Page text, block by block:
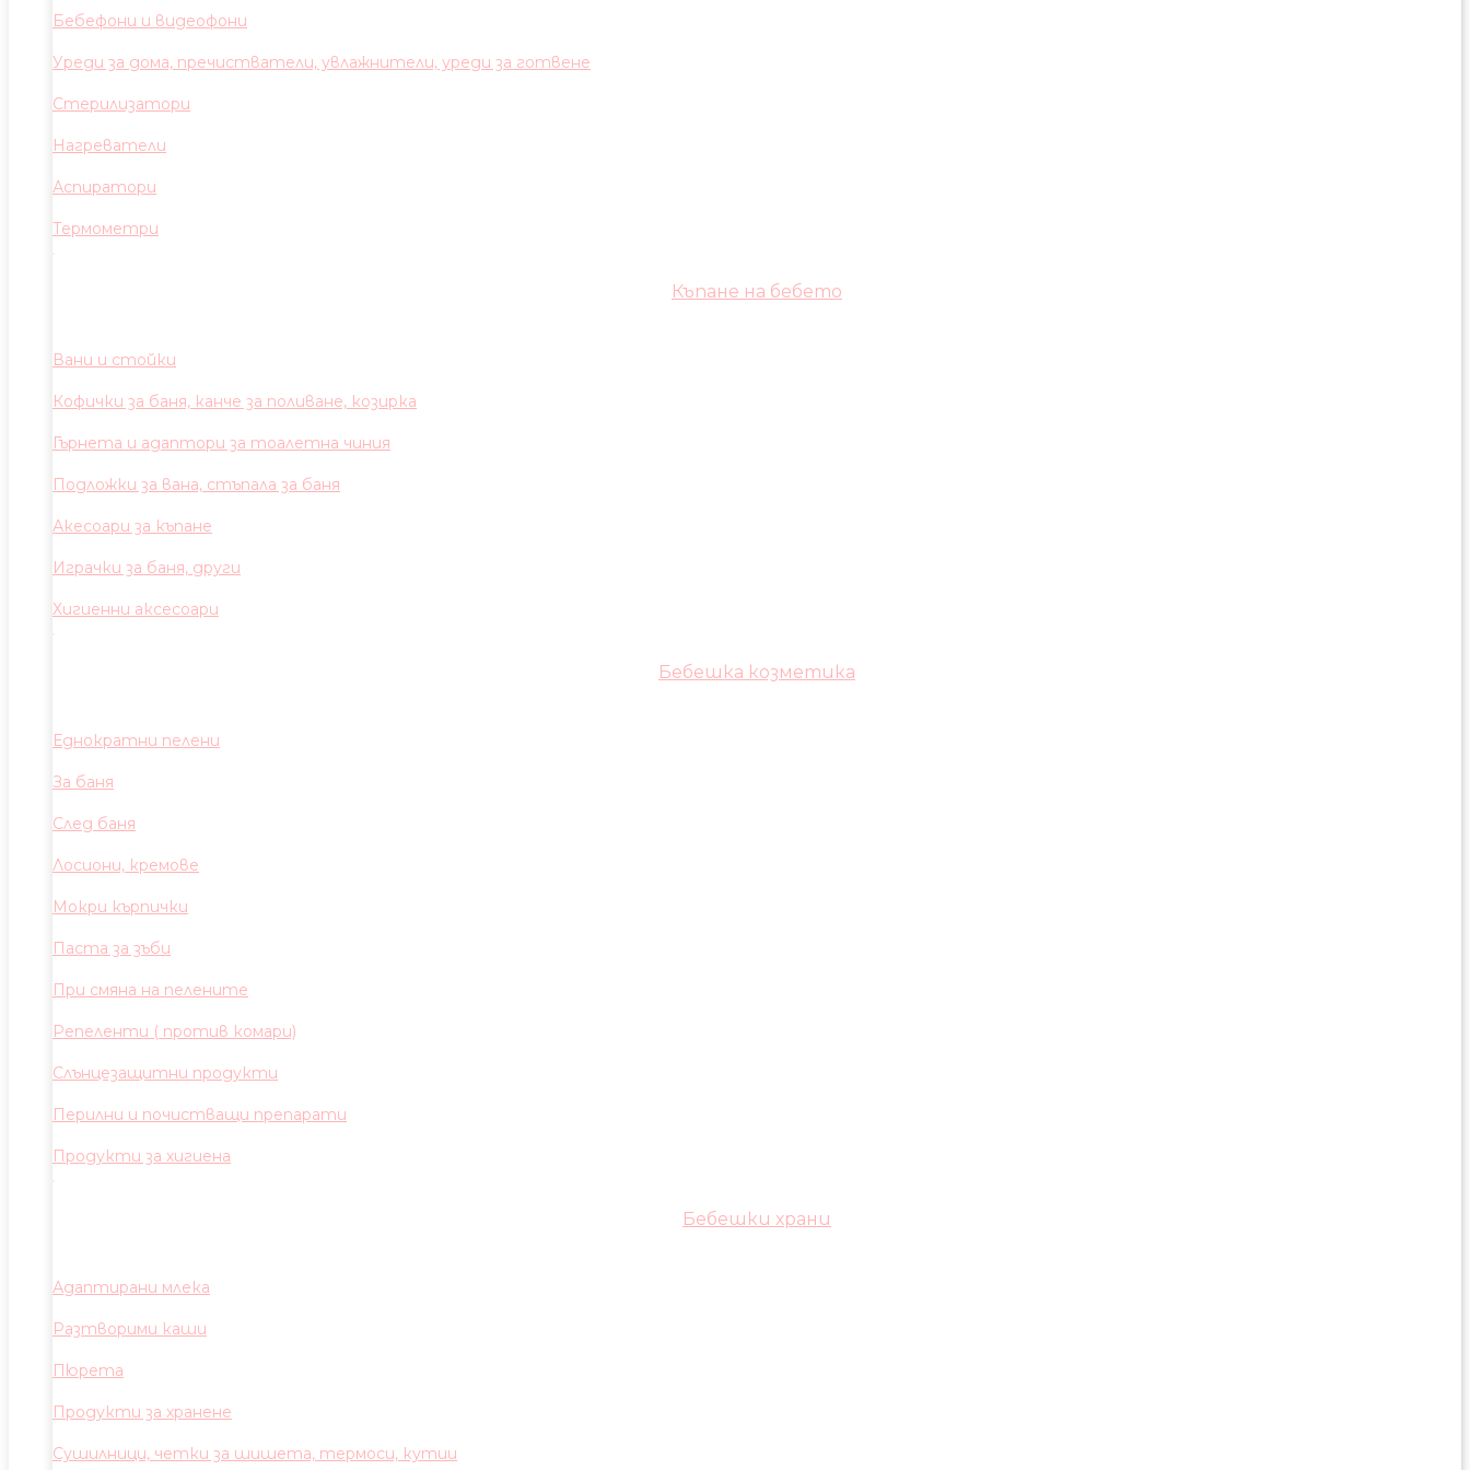
Бебефони и видеофони
Уреди за дома, пречистватели, увлажнители, уреди за готвене
Стерилизатори
Нагреватели
Аспиратори
Термометри
Къпане на бебето
Вани и стойки
Кофички за баня, канче за поливане, козирка
Гърнета и адаптори за тоалетна чиния
Подложки за вана, стъпала за баня
Акесоари за къпане
Играчки за баня, други
Хигиенни аксесоари
Бебешка козметика
Еднократни пелени
За баня
След баня
Лосиони, кремове
Мокри кърпички
Паста за зъби
При смяна на пелените
Репеленти ( против комари)
Слънцезащитни продукти
Перилни и почистващи препарати
Продукти за хигиена
Бебешки храни
Адаптирани млека
Разтворими каши
Пюрета
Продукти за хранене
Сушилници, четки за шишета, термоси, кутии